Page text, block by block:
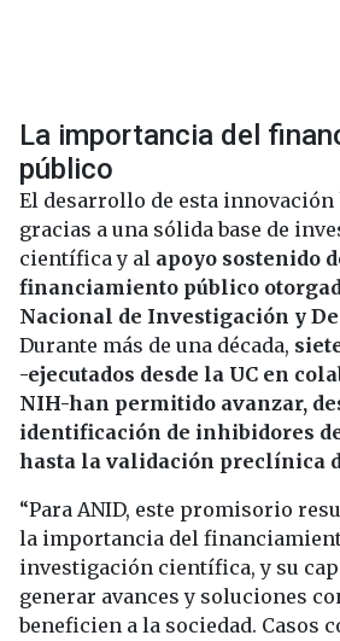
La importancia del
público
El desarrollo de esta innovación
gracias a una sólida base de
científica y al apoyo sostenido
financiamiento público
Nacional de Investigación y
Durante más de una década,
-ejecutados desde la UC en
NIH-han permitido avanzar,
identificación de inhibidores
hasta la validación preclínica
“Para ANID, este promisorio
la importancia del
investigación científica, y su
generar avances y soluciones
beneficien a la sociedad. Casos